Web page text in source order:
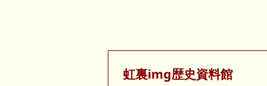
虹裏img歴史資料館